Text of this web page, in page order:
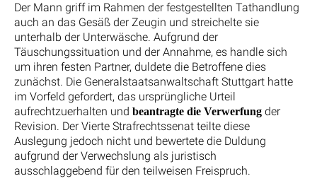
Der Mann griff im Rahmen der festgestellten Tathandlung
auch an das Gesäß der Zeugin und streichelte sie
unterhalb der Unterwäsche. Aufgrund der
Täuschungssituation und der Annahme, es handle sich
um ihren festen Partner, duldete die Betroffene dies
zunächst. Die Generalstaatsanwaltschaft Stuttgart hatte
im Vorfeld gefordert, das ursprüngliche Urteil
aufrechtzuerhalten und beantragte die Verwerfung der
Revision. Der Vierte Strafrechtssenat teilte diese
Auslegung jedoch nicht und bewertete die Duldung
aufgrund der Verwechslung als juristisch
ausschlaggebend für den teilweisen Freispruch.